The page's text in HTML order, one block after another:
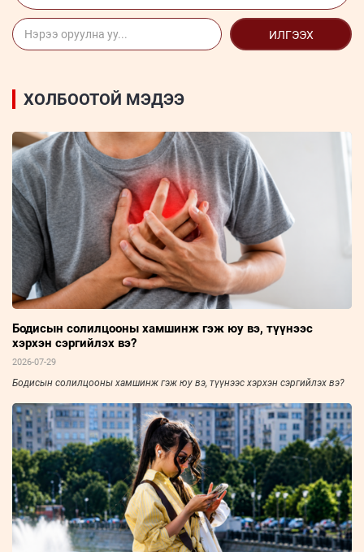
ИЛГЭЭХ
ХОЛБООТОЙ МЭДЭЭ
Бодисын солилцооны хамшинж гэж юу вэ, түүнээс
хэрхэн сэргийлэх вэ?
2026-07-29
Бодисын солилцооны хамшинж гэж юу вэ, түүнээс хэрхэн сэргийлэх вэ?